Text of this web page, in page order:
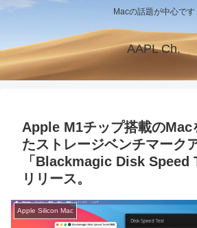
Macの話題が中心です
AAPL Ch.
Apple M1チップ搭載のMac
たストレージベンチマーク
「Blackmagic Disk Speed
リリース。
Apple Silicon Mac